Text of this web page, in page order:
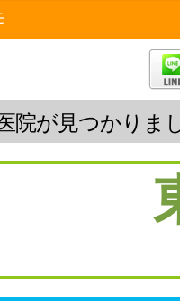
院が見つかりま